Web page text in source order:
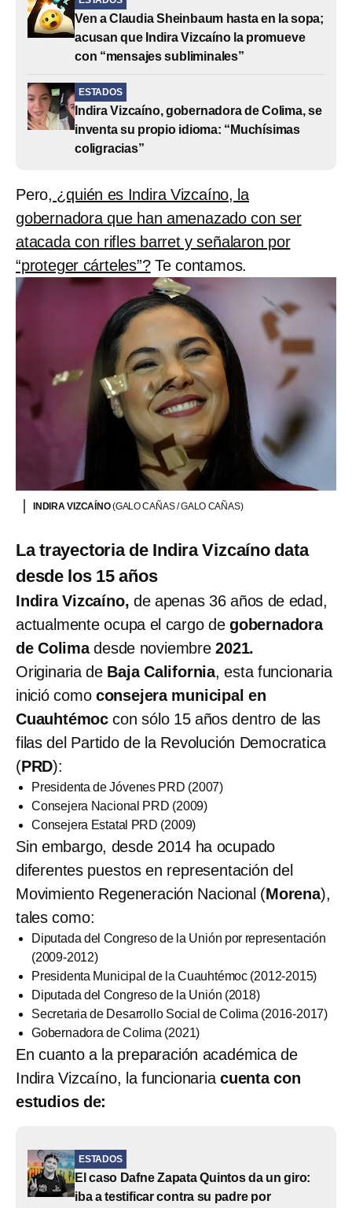
Ven a Claudia Sheinbaum hasta en la sopa;
acusan que Indira Vizcaíno la promueve
con “mensajes subliminales”
ESTADOS
Indira Vizcaíno, gobernadora de Colima, se
inventa su propio idioma: “Muchísimas
coligracias”
Pero, ¿quién es Indira Vizcaíno, la
gobernadora que han amenazado con ser
atacada con rifles barret y señalaron por
“proteger cárteles”?Te contamos.
INDIRA VIZCAÍNO(GALO CAÑAS / GALO CAÑAS)
La trayectoria de Indira Vizcaíno data
desde los 15 años
Indira Vizcaíno, de apenas 36 años de edad,
actualmente ocupa el cargo degobernadora
de Colimadesde noviembre2021.
Originaria de Baja California, esta funcionaria
inició como consejera municipal en
Cuauhtémoc con sólo 15 años dentro de las
filas del Partido de la Revolución Democratica
(PRD):
Presidenta de Jóvenes PRD (2007)
Consejera Nacional PRD (2009)
Consejera Estatal PRD (2009)
Sin embargo, desde 2014 ha ocupado
diferentes puestos en representación del
Movimiento Regeneración Nacional (Morena),
tales como:
Diputada del Congreso de la Unión por representación
(2009-2012)
Presidenta Municipal de la Cuauhtémoc (2012-2015)
Diputada del Congreso de la Unión (2018)
Secretaria de Desarrollo Social de Colima (2016-2017)
Gobernadora de Colima (2021)
En cuanto a la preparación académica de
Indira Vizcaíno, la funcionariacuenta con
estudios de:
ESTADOS
El caso Dafne Zapata Quintos da un giro:
iba a testificar contra su padre por